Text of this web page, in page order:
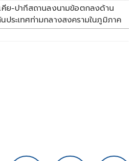
คีย-ปากีสถานลงนามข้อตกลงด้าน
ประเทศท่ามกลางสงครามในภูมิภาค